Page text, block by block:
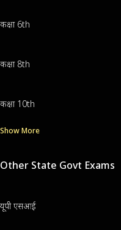
कक्षा 6th
कक्षा 8th
कक्षा 10th
Show More
Other State Govt Exams
यूपी एसआई